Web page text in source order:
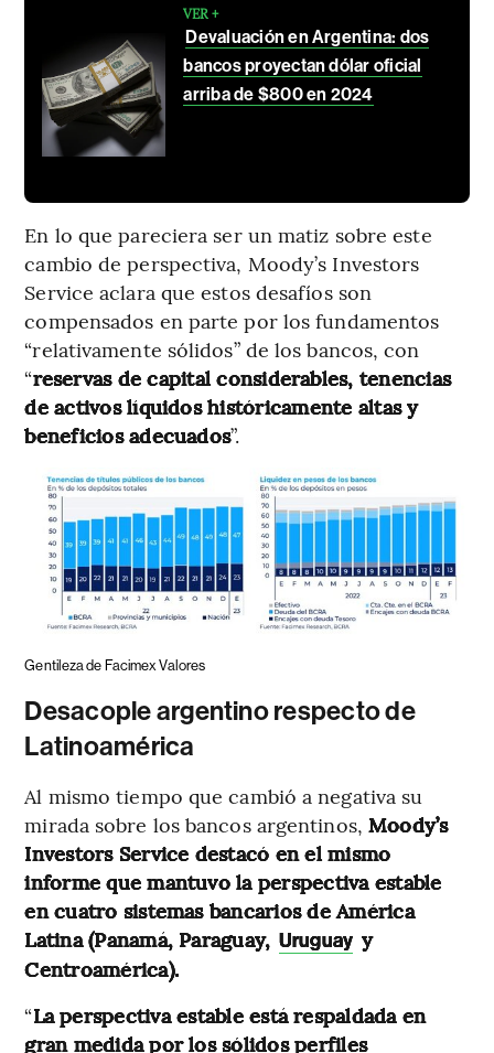
VER +
Devaluación en Argentina: dos
bancos proyectan dólar oficial
arriba de $800 en 2024
En lo que pareciera ser un matiz sobre este
cambio de perspectiva, Moody’s Investors
Service aclara que estos desafíos son
compensados en parte por los fundamentos
“relativamente sólidos” de los bancos, con
“reservas de capital considerables, tenencias
de activos líquidos históricamente altas y
beneficios adecuados”.
Gentileza de Facimex Valores
Desacople argentino respecto de
Latinoamérica
Al mismo tiempo que cambió a negativa su
mirada sobre los bancos argentinos, Moody’s
Investors Service destacó en el mismo
informe que mantuvo la perspectiva estable
en cuatro sistemas bancarios de América
Latina (Panamá, Paraguay, Uruguay y
Centroamérica).
“La perspectiva estable está respaldada en
gran medida por los sólidos perfiles